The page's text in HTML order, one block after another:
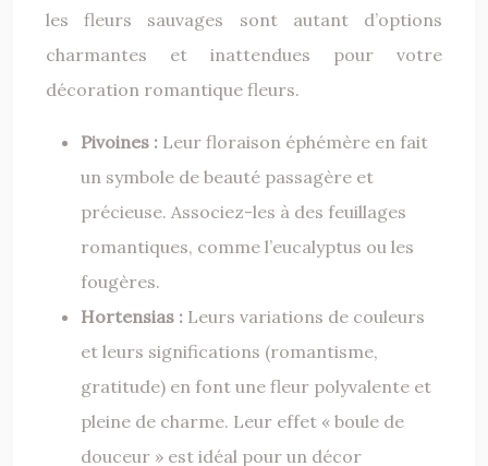
les fleurs sauvages sont autant d’options
charmantes et inattendues pour votre
décoration romantique fleurs.
Pivoines : Leur floraison éphémère en fait
un symbole de beauté passagère et
précieuse. Associez-les à des feuillages
romantiques, comme l’eucalyptus ou les
fougères.
Hortensias : Leurs variations de couleurs
et leurs significations (romantisme,
gratitude) en font une fleur polyvalente et
pleine de charme. Leur effet « boule de
douceur » est idéal pour un décor